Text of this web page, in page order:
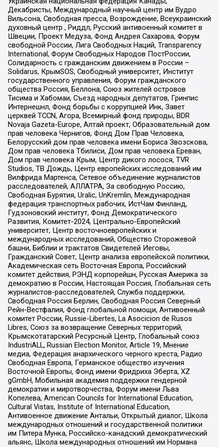
Декабристы, Международный научный центр им Вудро
Вильсона, Свободная пресса, Возрождение, Всеукраинский
духовный центр , Риддл, Русский антивоенный комитет в
Швеции, Проект Медуза, Фонд Андрея Сахарова, Форум
свободной России, Лига Свободных Наций, Transparеncy
International, Форум Свободных Народов ПостРоссии,
Солидарность с гражданским движением в России –
Solidarus, КрымSOS, Свободный университет, Институт
государственного управления, Форум гражданского
общества Россия, Беллона, Союз жителей островов
Тисима и Хабомаи, Съезд народных депутатов, Гринпис
Интернешнл, Фонд борьбы с коррупцией Инк, Завет
церквей TCCN, Агора, Всемирный фонд природы, BDR
Novaja Gazeta-Europe, Алтай проект, Образовательный дом
прав человека Чернигов, Фонд Дом Прав Человека,
Белорусский дом прав человека имени Бориса Звозскова,
Дом прав человека Тбилиси, Дом прав человека Ереван,
Дом прав человека Крым, Центр дикого лосося, TVR
Studios, ТВ Дождь, Центр европейских исследований им
Вилфрида Мартенса, Сетевое объединение журналистов
расследователей, АЛЛАТРА, За свободную Россию,
Свободная Бурятия, Uralic, UnKremlin, Международная
федерация транспортных рабочих, ИстЧам Финланд,
Гудзоновский институт, Фонд Демократического
Развития, Комитет-2024, Центрально-Европейский
университет, Центр восточноевропейских и
международных исследований, Общество Сторожевой
башни, Библии и трактатов Свидетелей Иеговы,
Гражданский Совет, Центр анализа европейской политики,
Академическая сеть Восточная Европа, Российский
комитет действия, РЭНД корпорейшн, Русская Америка за
демократию в России, Настоящая Россия, Глобальная сеть
журналистов-расследователей, Служба поддержки,
Свободная Россия Берлин, Свободная Россия Северный
Рейн-Вестфалия, Фонд глобальной помощи, Антивоенный
комитет России, Russie-Libertes, La Asocicion de Rusos
Libres, Союз за возвращение Северных территорий,
Крымскотатарский Ресурсный Центр, Глобальный союз
IndustriALL, Russian Election Monitor, Article 19, Мнение
медиа, Федерация анархического черного креста, Радио
Свободная Европа, Германское общество изучения
Восточной Европы, Фонд имени Фридриха Эберта, XZ
gGmbH, Мобильная академия поддержки гендерной
демократии и миротворчества, Форум имени Льва
Копелева, American Councils for International Education,
Cultural Vistas, Institute of International Education,
Антивоенное движение Антальи, Открытый диалог, Школа
международных отношений и государственной политики
им Питера Мунка, Российско-канадский демократический
альянс, Школа международных отношений им Нормана